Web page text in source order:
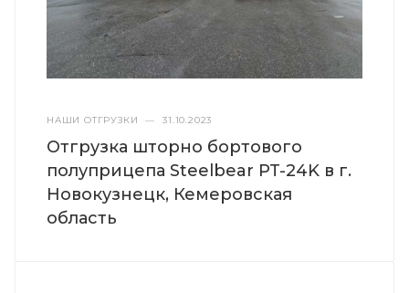
НАШИ ОТГРУЗКИ — 31.10.2023
Отгрузка шторно бортового
полуприцепа Steelbear PT-24K в г.
Новокузнецк, Кемеровская
область